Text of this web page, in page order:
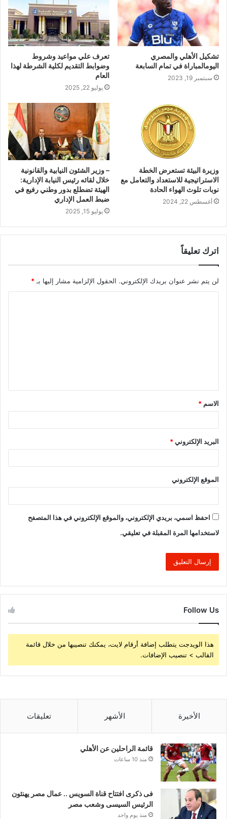
تشكيل الأهلي والمصري
اليومالمباراة في تمام السابعة
سبتمبر 19, 2023
‏تعرف علي مواعيد وشروط
وضوابط التقديم لكلية الشرطة لهذا
العام
يوليو 22, 2025
وزيرة البيئة تستعرض الخطة
الاستراتيجية للاستعداد والتعامل مع
نوبات تلوث الهواء الحادة
أغسطس 22, 2024
– وزير الشئون النيابية والقانونية
خلال لقائه رئيس النيابة الإدارية:
الهيئة تضطلع بدور وطني رفيع في
ضبط العمل الإداري
يوليو 15, 2025
اترك تعليقاً
لن يتم نشر عنوان بريدك الإلكتروني. الحقول الإلزامية مشار إليها بـ *
ق
*
الاسم *
البريد الإلكتروني*
الموقع الإلكتروني
احفظ اسمي، بريدي الإلكتروني، والموقع الإلكتروني في هذا المتصفح
لاستخدامها المرة المقبلة في تعليقي.
Follow Us
هذا الويدجت يتطلب إضافة أرقام لايت، يمكنك تنصيبها من خلال قائمة
القالب > تنصيب الإضافات.
الأخيرة الأشهر تعليقات
قائمة الراحلين عن الأهلي
منذ 10 ساعات
فى ذكرى افتتاح قناة السويس .. عمال مصر يهنئون
الرئيس السيسى وشعب مصر
منذ يوم واحد